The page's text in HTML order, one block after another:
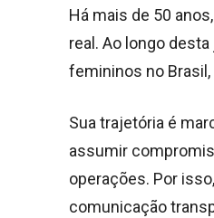
Há mais de 50
real. Ao longo
femininos no
Sua trajetória é
assumir
operações. Por
comunicação